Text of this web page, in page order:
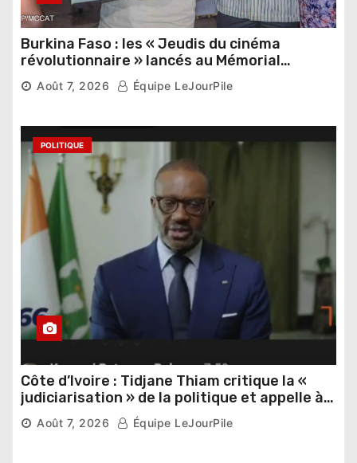
Burkina Faso : les « Jeudis du cinéma
révolutionnaire » lancés au Mémorial
Thomas Sankara
Août 7, 2026 Équipe LeJourPile
POLITIQUE
Côte d’Ivoire : Tidjane Thiam critique la «
judiciarisation » de la politique et appelle à
poursuivre l’apaisement
Août 7, 2026 Équipe LeJourPile